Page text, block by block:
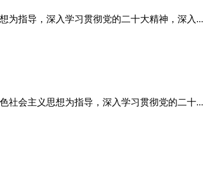
为指导，深入学习贯彻党的二十大精神，深入...
社会主义思想为指导，深入学习贯彻党的二十...